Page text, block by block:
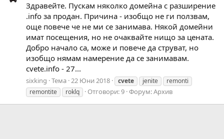
Здравейте. Пускам няколко домейна с разширение
.info за продан. Причина - изобщо не ги ползвам,
още повече че не ми се занимава. Някой домейни
имат посещения, но не очаквайте нищо за цената.
Добро начало са, може и повече да струват, но
изобщо нямам намерение да се занимавам.
cvete.info - 27...
sixking Тема 22 Юни 2018 cvete jenite
remonti
remontite
roklq Отговори: 9 Форум:Архив